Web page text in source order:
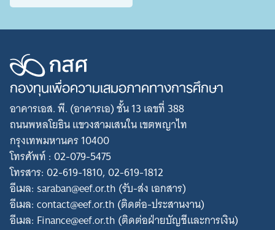
กองทุนเพื่อความเสมอภาคทางการศึกษา
อาคารเอส. พี. (อาคารเอ) ชั้น 13 เลขที่ 388
ถนนพหลโยธิน แขวงสามเสนใน เขตพญาไท
กรุงเทพมหานคร 10400
โทรศัพท์ : 02-079-5475
โทรสาร: 02-619-1810, 02-619-1812
อีเมล: saraban@eef.or.th (รับ-ส่ง เอกสาร)
อีเมล: contact@eef.or.th (ติดต่อ-ประสานงาน)
อีเมล: Finance@eef.or.th (ติดต่อฝ่ายบัญชีและการเงิน)